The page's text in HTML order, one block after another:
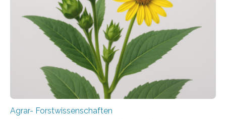
bekämpfen, während gleichzeitig nützliche Insekten
erhalten bleiben. An der Justus-Liebig-Universität
Gießen (JLU) erforscht die Arbeitsgruppe von Prof. Dr.
Marc F. Schetelig am Institut für
Insektenbiotechnologie neue biologische und
biotechnologische Verfahren zur…
Agrar- Forstwissenschaften